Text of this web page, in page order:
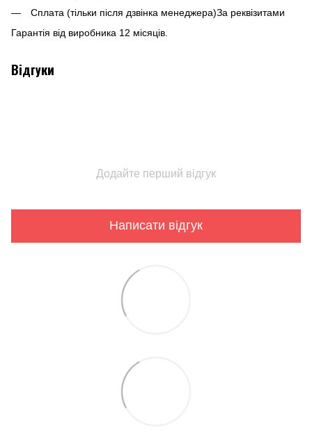
Сплата (тільки після дзвінка менеджера)За реквізитами
Гарантія від виробника 12 місяців.
Відгуки
Додайте перший відгук
Написати відгук